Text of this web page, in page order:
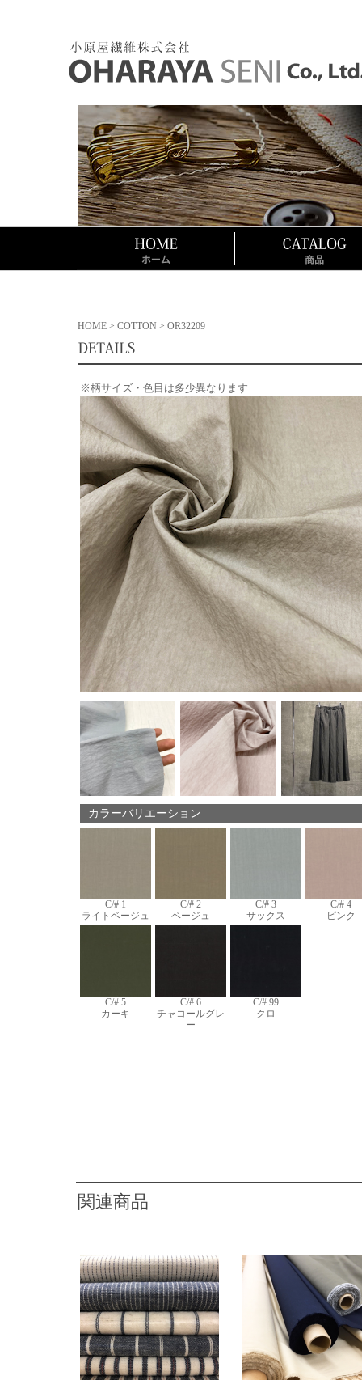
HOME > COTTON > OR32209
※柄サイズ・色目は多少異なります
カラーバリエーション
C/# 1
ライトベージュ
C/# 2
ベージュ
C/# 3
サックス
C/# 4
ピンク
C/# 5
カーキ
C/# 6
チャコールグレ
ー
C/# 99
クロ
関連商品